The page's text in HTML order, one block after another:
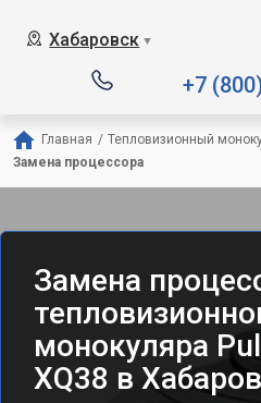
Хабаровск ▼
+7
Главная / Тепловизионный
Замена процессора
Замена
монокуляра
XQ38 в